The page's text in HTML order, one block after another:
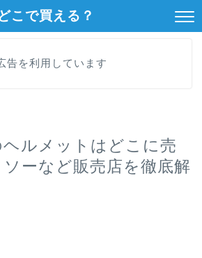
どこで買える？
告を利用しています
ルメットはどこに売
ーなど販売店を徹底解